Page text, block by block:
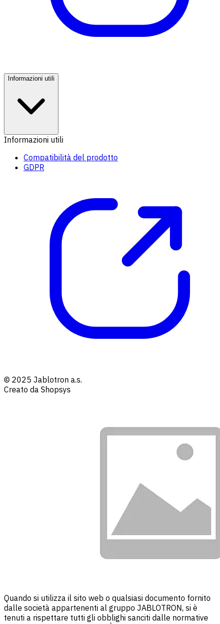
Informazioni utili
Informazioni utili
Compatibilità del prodotto
GDPR
© 2025 Jablotron a.s.
Creato da Shopsys
Quando si utilizza il sito web o qualsiasi documento fornito
dalle società appartenenti al gruppo JABLOTRON, si è
tenuti a rispettare tutti gli obblighi sanciti dalle normative